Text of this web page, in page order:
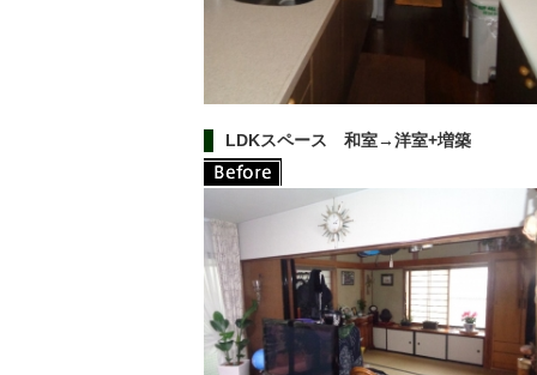
LDKスペース 和室→洋室+増築